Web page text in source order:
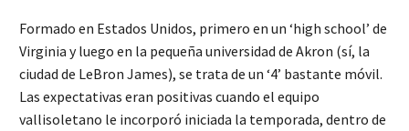
Formado en Estados Unidos, primero en un ‘high school’ de
Virginia y luego en la pequeña universidad de Akron (sí, la
ciudad de LeBron James), se trata de un ‘4’ bastante móvil.
Las expectativas eran positivas cuando el equipo
vallisoletano le incorporó iniciada la temporada, dentro de